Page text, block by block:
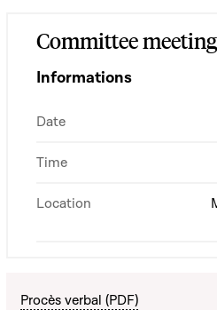
Committee
Informations
Date
Time
Location
Procès verbal (PDF)